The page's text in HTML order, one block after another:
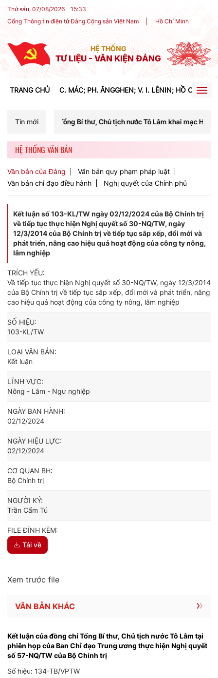
Thứ sáu, 07/08/2026 15:33
Cổng Thông tin điện tử Đảng Cộng sản Việt Nam
Hồ Chí Minh
HỆ THỐNG
TƯ LIỆU - VĂN KIỆN ĐẢNG
TRANG CHỦ C. MÁC; PH. ĂNGGHEN; V. I. LÊNIN; HỒ CHÍ
Tin mới
Bí thư, Chủ tịch nước Tô Lâm khai mạc Hội nghị Trung ương lần
HỆ THỐNG VĂN BẢN
Văn bản của Đảng
Văn bản quy phạm pháp luật
Văn bản chỉ đạo điều hành
Nghị quyết của Chính phủ
Kết luận số 103-KL/TW ngày 02/12/2024 của Bộ Chính trị
về tiếp tục thực hiện Nghị quyết số 30-NQ/TW, ngày
12/3/2014 của Bộ Chính trị về tiếp tục sắp xếp, đổi mới và
phát triển, nâng cao hiệu quả hoạt động của công ty nông,
lâm nghiệp
TRÍCH YẾU:
Về tiếp tục thực hiện Nghị quyết số 30-NQ/TW, ngày 12/3/2014
của Bộ Chính trị về tiếp tục sắp xếp, đổi mới và phát triển, nâng
cao hiệu quả hoạt động của công ty nông, lâm nghiệp
SỐ HIỆU:
103-KL/TW
LOẠI VĂN BẢN:
Kết luận
LĨNH VỰC:
Nông - Lâm - Ngư nghiệp
NGÀY BAN HÀNH:
02/12/2024
NGÀY HIỆU LỰC:
02/12/2024
CƠ QUAN BH:
Bộ Chính trị
NGƯỜI KÝ:
Trần Cẩm Tú
FILE ĐÍNH KÈM:
Tải về
Xem trước file
VĂN BẢN KHÁC
Kết luận của đồng chí Tổng Bí thư, Chủ tịch nước Tô Lâm tại
phiên họp của Ban Chỉ đạo Trung ương thực hiện Nghị quyết
số 57-NQ/TW của Bộ Chính trị
Số hiệu: 134-TB/VPTW